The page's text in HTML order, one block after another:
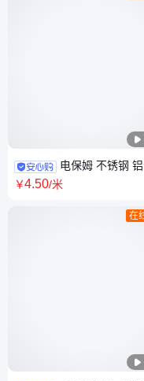

电保姆 不锈钢
锌铝镁 铝镁合金 槽式桥架
￥4.50/米

在